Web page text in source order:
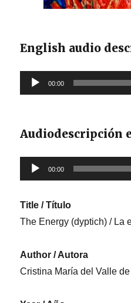
English audio
Reproductor
de
00:00
Audiodescripción
Reproductor
de
00:00
Title / Título
The Energy (dyptich) / La
Author / Autora
Cristina María del Valle